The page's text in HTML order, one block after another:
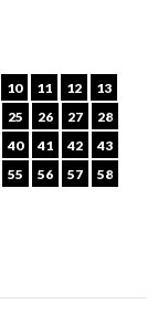
10 11 12
13
25 26 27
28
40 41 42
43
55 56 57
58